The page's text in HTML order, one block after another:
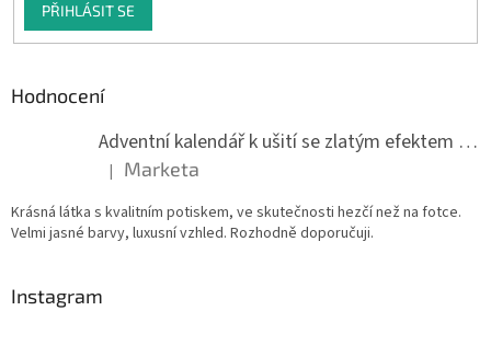
PŘIHLÁSIT SE
Hodnocení
Adventní kalendář k ušití se zlatým efektem 042Q
Hodnocení produktu je 5 z 5 hvězdiček.
| Marketa
Krásná látka s kvalitním potiskem, ve skutečnosti hezčí než na fotce.
Velmi jasné barvy, luxusní vzhled. Rozhodně doporučuji.
Instagram